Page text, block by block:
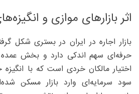
اثر بازارهای موازی و
بازار اجاره در ایران در بستری شکل
حرفه‌ای سهم اندکی دارد و بخش
اختیار مالکان خردی است که با
سود سرمایه‌ای وارد بازار مسکن